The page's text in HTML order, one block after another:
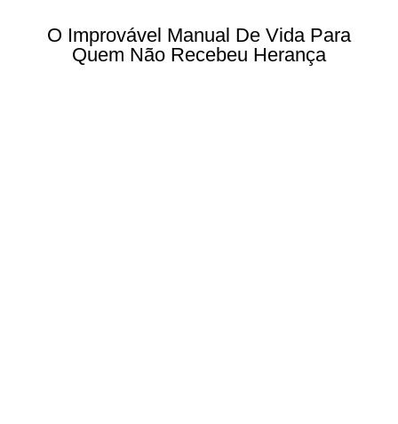
O Improvável Manual De Vida Para
Quem Não Recebeu Herança